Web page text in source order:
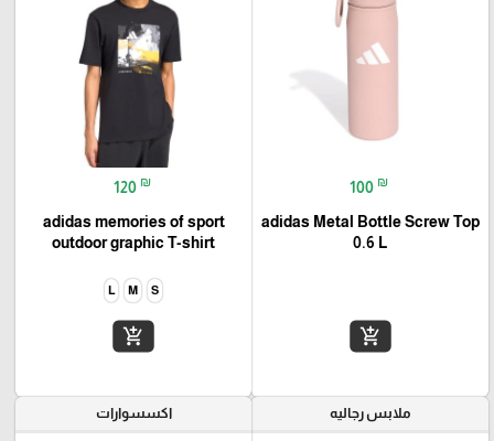
100 ₪
adidas Metal Bottle Screw Top
0.6 L
add_shopping_cart
120 ₪
adidas memories of sport
outdoor graphic T-shirt
S
M
L
add_shopping_cart
ملابس رجاليه اكسسوارات